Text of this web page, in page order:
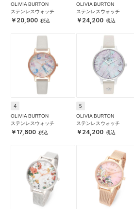
OLIVIA BURTON
ステンレスウォッチ
20,900
OLIVIA BURTON
ステンレスウォッチ
24,200
4
OLIVIA BURTON
ステンレスウォッチ
17,600
5
OLIVIA BURTON
ステンレスウォッチ
24,200